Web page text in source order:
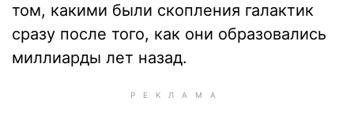
том, какими были скопления галактик
сразу после того, как они образовались
миллиарды лет назад.